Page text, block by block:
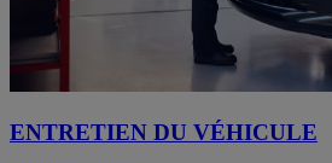
ENTRETIEN DU VÉHICULE